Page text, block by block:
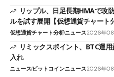
リップル、日足長期HMAで攻
ルを試す展開【仮想通貨チャート
仮想通貨チャート分析ニュース2026年08
リミックスポイント、BTC運
入れ
ニュースビットコインニュース2026年08